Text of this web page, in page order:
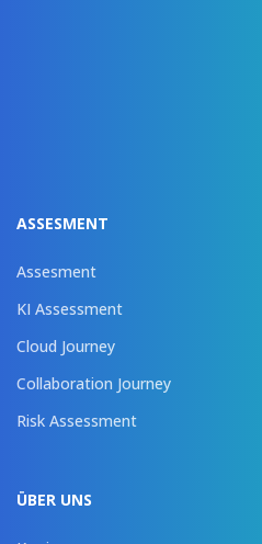
ASSESMENT
Assesment
KI Assessment
Cloud Journey
Collaboration Journey
Risk Assessment
ÜBER UNS